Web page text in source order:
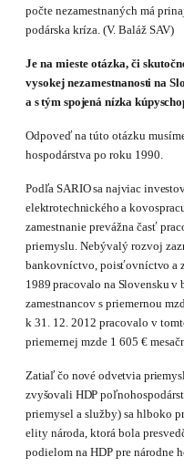
počte nezamestnaných má
podárska kríza. (V. Baláž SAV)
Je na mieste otázka, či
vysokej nezamestna­nosti na
a s tým spojená nízka
Odpoveď na túto otázku
hospodárstva po roku 1990.
Podľa SARIO sa najviac
elektrotechnického a
zamestnanie prevážna časť
priemyslu. Nebývalý rozvoj
bankovníctvo, poisťovníctvo a
1989 pracovalo na Slovensku v
zamestnancov s priemernou
k 31. 12. 2012 pracovalo v
priemernej mzde 1 605 €
Zatiaľ čo nové odvetvia
zvyšovali HDP
priemysel a služby) sa hlboko
elity národa, ktorá bola
podielom na HDP pre národne